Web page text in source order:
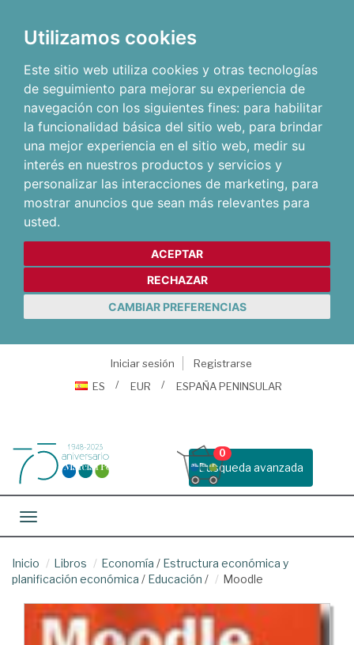
Utilizamos cookies
Este sitio web utiliza cookies y otras tecnologías
de seguimiento para mejorar su experiencia de
navegación con los siguientes fines: para habilitar
la funcionalidad básica del sitio web, para brindar
una mejor experiencia en el sitio web, medir su
interés en nuestros productos y servicios y
personalizar las interacciones de marketing, para
mostrar anuncios que sean más relevantes para
usted.
ACEPTAR
RECHAZAR
CAMBIAR PREFERENCIAS
Iniciar sesión
Registrarse
ES
EUR ESPAÑA PENINSULAR
Busqueda avanzada
0
Toggle navigation
Inicio Libros Economía / Estructura económica y
planificación económica / Educación / Moodle